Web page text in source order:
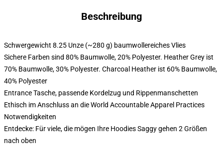
Beschreibung
Schwergewicht 8.25 Unze (~280 g) baumwollereiches Vlies
Sichere Farben sind 80% Baumwolle, 20% Polyester. Heather Grey ist
70% Baumwolle, 30% Polyester. Charcoal Heather ist 60% Baumwolle,
40% Polyester
Entrance Tasche, passende Kordelzug und Rippenmanschetten
Ethisch im Anschluss an die World Accountable Apparel Practices
Notwendigkeiten
Entdecke: Für viele, die mögen Ihre Hoodies Saggy gehen 2 Größen
nach oben